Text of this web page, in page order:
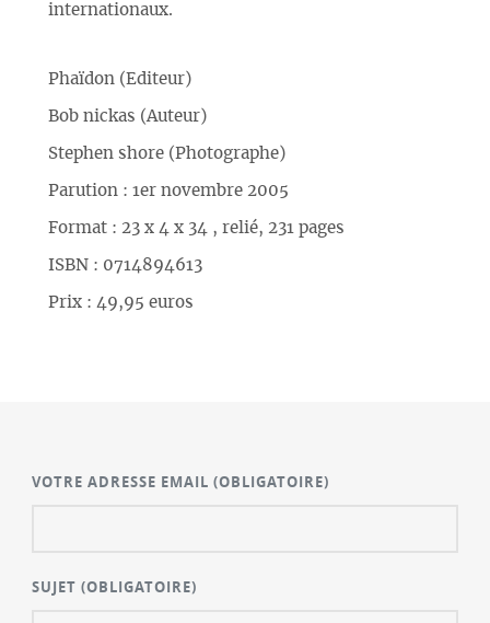
internationaux.
Phaïdon (Editeur)
Bob nickas (Auteur)
Stephen shore (Photographe)
Parution : 1er novembre 2005
Format : 23 x 4 x 34 , relié, 231 pages
ISBN : 0714894613
Prix : 49,95 euros
VOTRE ADRESSE EMAIL(OBLIGATOIRE)
SUJET(OBLIGATOIRE)